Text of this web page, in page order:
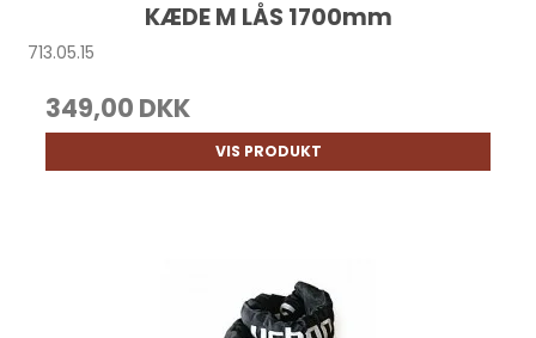
KÆDE M LÅS 1700mm
713.05.15
349,00 DKK
VIS PRODUKT